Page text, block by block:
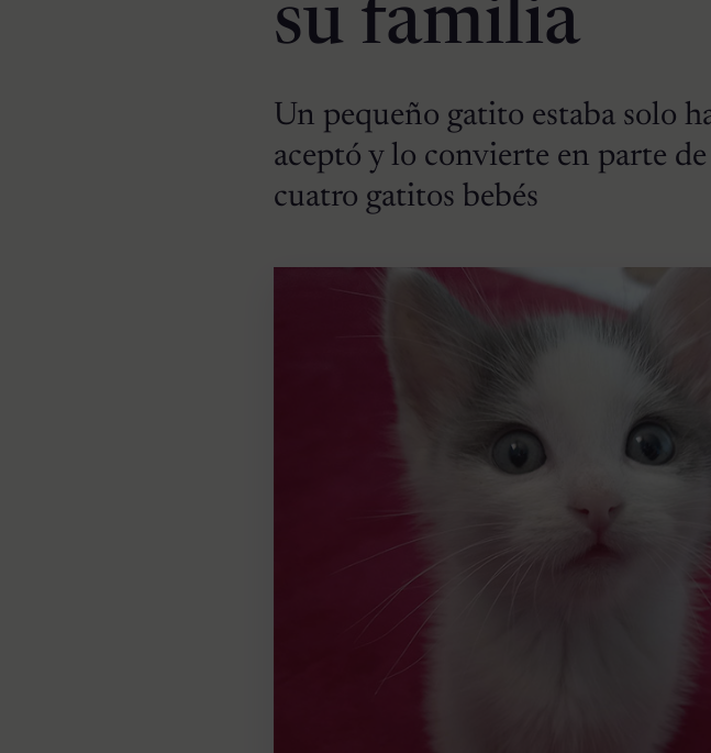
su familia
Un pequeño gatito estaba solo
aceptó y lo convierte en parte
cuatro gatitos bebés